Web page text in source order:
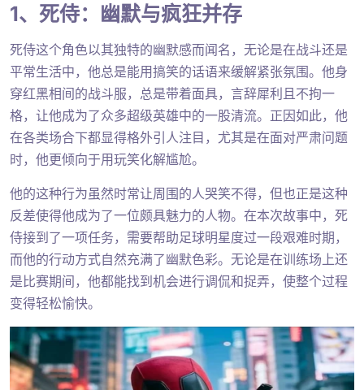
1、死侍：幽默与疯狂并存
死侍这个角色以其独特的幽默感而闻名，无论是在战斗还是
平常生活中，他总是能用搞笑的话语来缓解紧张氛围。他身
穿红黑相间的战斗服，总是带着面具，言辞犀利且不拘一
格，让他成为了众多超级英雄中的一股清流。正因如此，他
在各类场合下都显得格外引人注目，尤其是在面对严肃问题
时，他更倾向于用玩笑化解尴尬。
他的这种行为虽然时常让周围的人哭笑不得，但也正是这种
反差使得他成为了一位颇具魅力的人物。在本次故事中，死
侍接到了一项任务，需要帮助足球明星度过一段艰难时期，
而他的行动方式自然充满了幽默色彩。无论是在训练场上还
是比赛期间，他都能找到机会进行调侃和捉弄，使整个过程
变得轻松愉快。